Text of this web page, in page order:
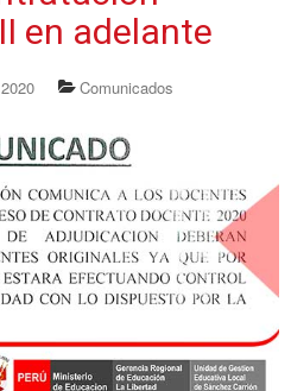
en adelante
Comunicados